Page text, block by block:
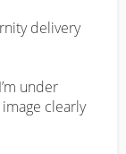
delivery
under
clearly